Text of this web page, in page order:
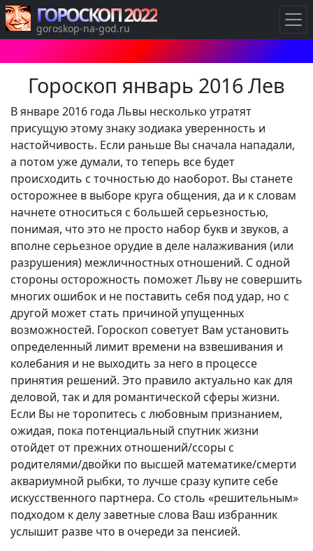
Гороскоп январь 2016 Лев
В январе 2016 года Львы несколько утратят
присущую этому знаку зодиака уверенность и
настойчивость. Если раньше Вы сначала нападали,
а потом уже думали, то теперь все будет
происходить с точностью до наоборот. Вы станете
осторожнее в выборе круга общения, да и к словам
начнете относиться с большей серьезностью,
понимая, что это не просто набор букв и звуков, а
вполне серьезное орудие в деле налаживания (или
разрушения) межличностных отношений. С одной
стороны осторожность поможет Льву не совершить
многих ошибок и не поставить себя под удар, но с
другой может стать причиной упущенных
возможностей. Гороскоп советует Вам установить
определенный лимит времени на взвешивания и
колебания и не выходить за него в процессе
принятия решений. Это правило актуально как для
деловой, так и для романтической сферы жизни.
Если Вы не торопитесь с любовным признанием,
ожидая, пока потенциальный спутник жизни
отойдет от прежних отношений/ссоры с
родителями/двойки по высшей математике/смерти
аквариумной рыбки, то лучше сразу купите себе
искусственного партнера. Со столь «решительным»
подходом к делу заветные слова Ваш избранник
услышит разве что в очереди за пенсией.
ГОРОСКОП 2022
goroskop-na-god.ru